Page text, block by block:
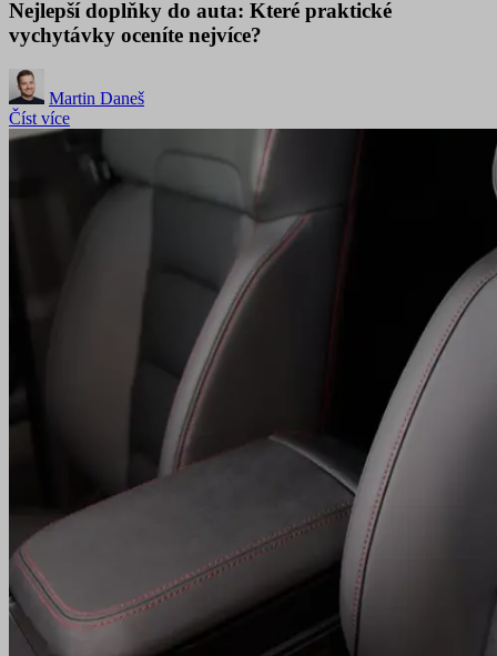
Nejlepší doplňky do auta: Které praktické
vychytávky oceníte nejvíce?
Martin Daneš
Číst více